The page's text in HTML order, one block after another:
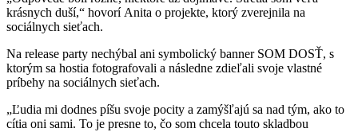
krásnych duší,“ hovorí Anita o projekte, ktorý zverejnila na
sociálnych sieťach.
Na release party nechýbal ani symbolický banner SOM DOSŤ, s
ktorým sa hostia fotografovali a následne zdieľali svoje vlastné
príbehy na sociálnych sieťach.
„Ľudia mi dodnes píšu svoje pocity a zamýšľajú sa nad tým, ako to
cítia oni sami. To je presne to, čo som chcela touto skladbou